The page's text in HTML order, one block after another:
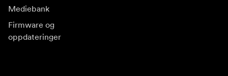
Mediebank
Firmware og
oppdateringer